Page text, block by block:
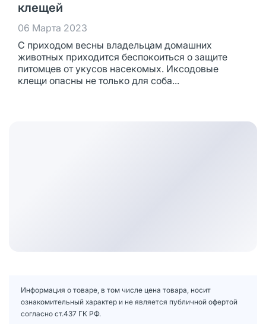
клещей
06 Марта 2023
С приходом весны владельцам домашних
животных приходится беспокоиться о защите
питомцев от укусов насекомых. Иксодовые
клещи опасны не только для соба...
Информация о товаре, в том числе цена товара, носит
ознакомительный характер и не является публичной офертой
согласно ст.437 ГК РФ.